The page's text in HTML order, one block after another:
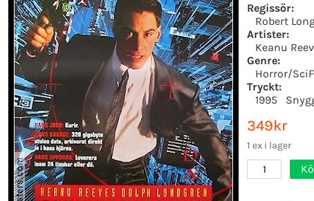
Regissör:
Robert
Artister:
Keanu
Genre:
Horror/
Tryckt:
1995
349kr
1 ex i lager
1